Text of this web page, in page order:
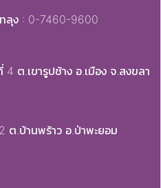
ลุง : 0-7460-9600
ต.เขารูปช้าง อ.เมือง จ.สงขลา
ต.บ้านพร้าว อ.ป่าพะยอม